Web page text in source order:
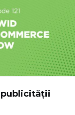
publicității